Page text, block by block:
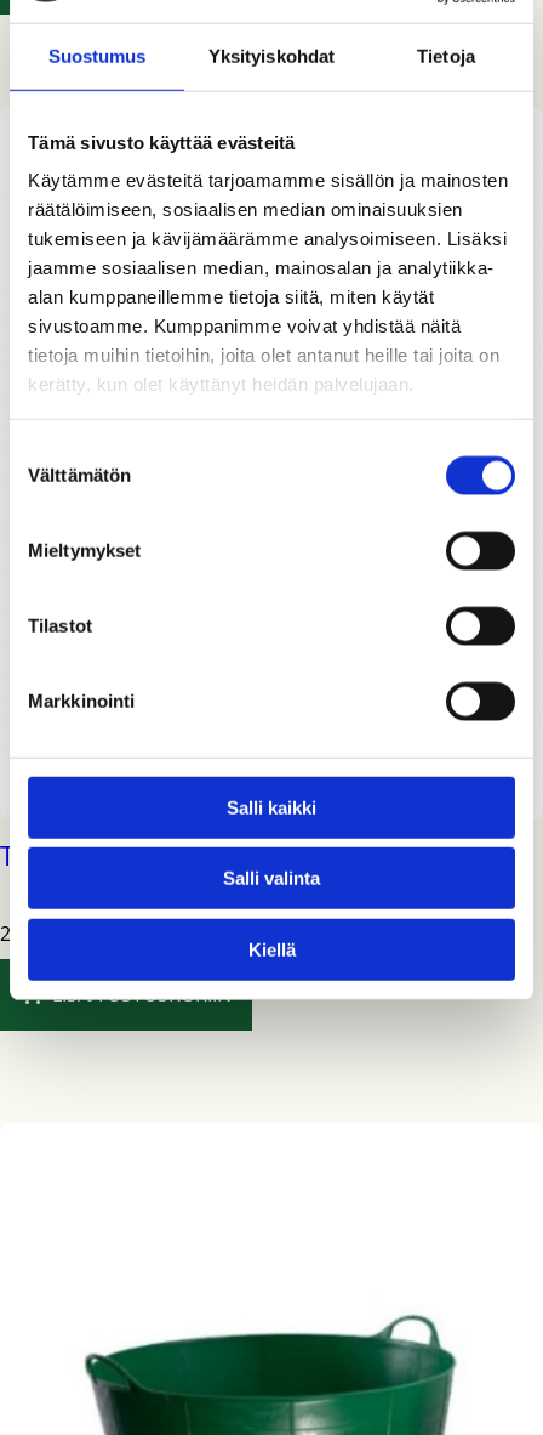
Suostumus Yksityiskohdat Tietoja
Tämä sivusto käyttää evästeitä
Käytämme evästeitä tarjoamamme sisällön ja mainosten
räätälöimiseen, sosiaalisen median ominaisuuksien
tukemiseen ja kävijämäärämme analysoimiseen. Lisäksi
jaamme sosiaalisen median, mainosalan ja analytiikka-
alan kumppaneillemme tietoja siitä, miten käytät
sivustoamme. Kumppanimme voivat yhdistää näitä
tietoja muihin tietoihin, joita olet antanut heille tai joita on
kerätty, kun olet käyttänyt heidän palvelujaan.
valinta
Välttämätön
Mieltymykset
Tilastot
Markkinointi
Salli kaikki
Salli valinta
Kiellä
Tubtrugs muoviastia 38 l
23,20
LISÄÄ OSTOSKORIIN